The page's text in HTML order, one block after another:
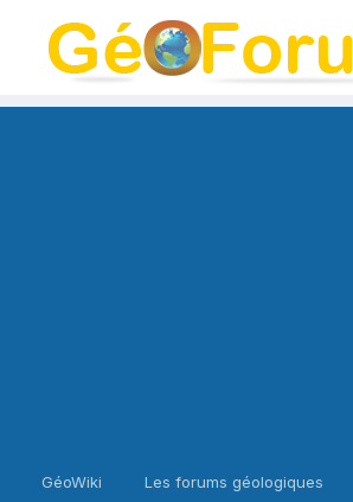
GéoWiki Les forums géologiques